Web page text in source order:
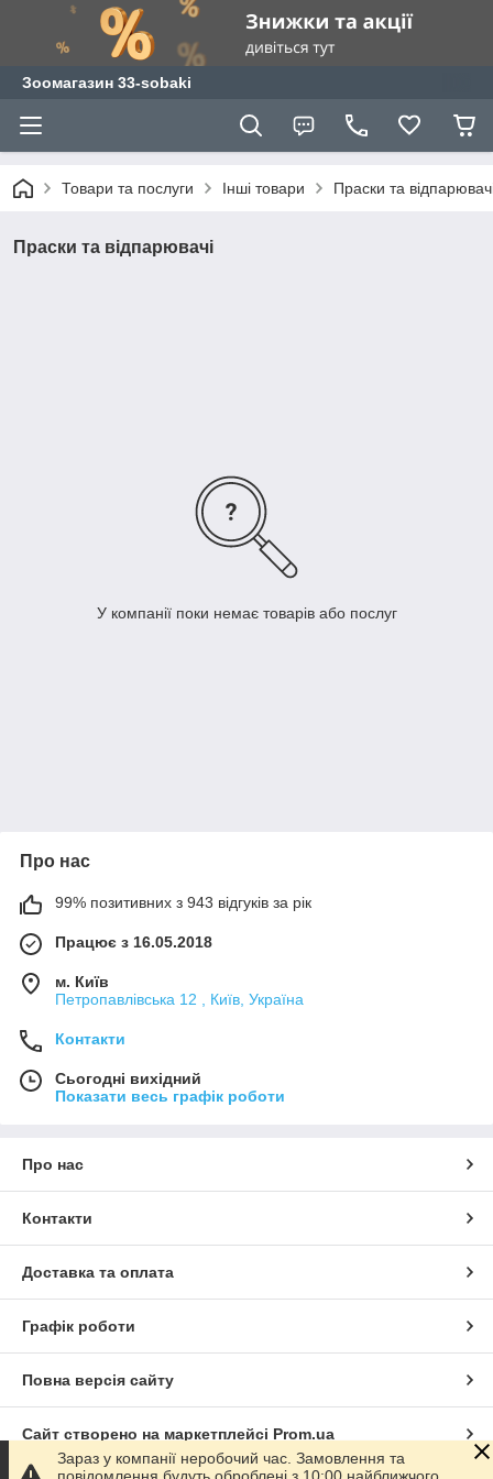
Зоомагазин 33-sobaki
Товари та послуги Інші товари Праски та
Праски та відпарювачі
У компанії поки немає товарів або послуг
Про нас
99% позитивних з 943 відгуків за рік
Працює з 16.05.2018
м. Київ
Петропавлівська 12 , Київ, Україна
Контакти
Сьогодні вихідний
Показати весь графік роботи
Про нас
Контакти
Доставка та оплата
Графік роботи
Повна версія сайту
Сайт створено на маркетплейсі Prom.ua
Зараз у компанії неробочий час. Замовлення та